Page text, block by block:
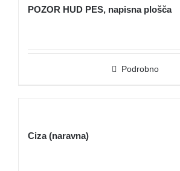
POZOR HUD PES, napisna plošča
Podrobno
Ciza (naravna)